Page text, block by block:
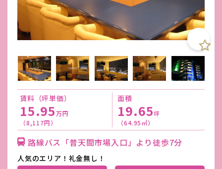
賃料（坪単価）
15.95万円
（8,117円）
面積
19.65坪
（64.95㎡）
路線バス「普天間市場入口」より徒歩7分
人気のエリア！礼金無し！